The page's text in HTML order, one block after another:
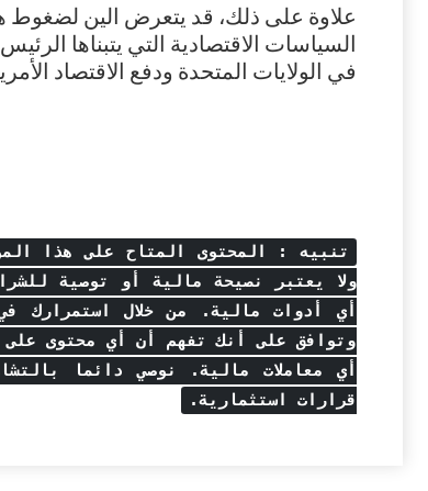
علاوة على ذلك، قد يتعرض الين لضغوط
السياسات الاقتصادية التي يتبناها
في الولايات المتحدة ودفع الاقتصاد
تنبيه : المحتوى المتاح على هذا
ولا يعتبر نصيحة مالية أو توصية
أي أدوات مالية. من خلال استمرارك
وتوافق على أنك تفهم أن أي محتوى على
أي معاملات مالية. نوصي دائما
قرارات استثمارية.